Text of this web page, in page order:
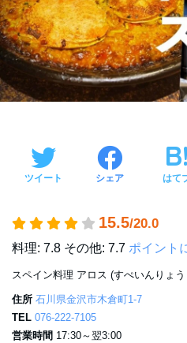
ツイート シェア はて
15.5/20.0
料理: 7.8 その他: 7.7 ポイント
スペイン料理 アロス (すぺいんりょ
住所 石川県金沢市木倉町1-7
TEL 076-222-7105
営業時間 17:30～翌3:00